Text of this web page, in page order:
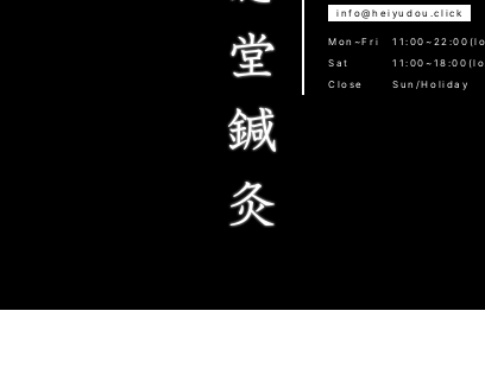
info@heiyudou.click
Mon~Fri
Sat
Close
Sun/Holiday